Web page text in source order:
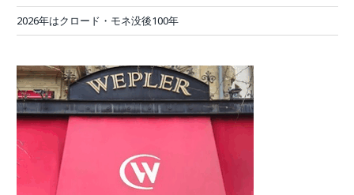
2026年はクロード・モネ没後100年